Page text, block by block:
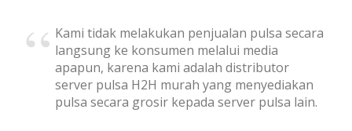
Harga PLN Token
Transaksi
Kami tidak melakukan penjualan pulsa secara
langsung ke konsumen melalui media
apapun, karena kami adalah distributor
server pulsa H2H murah yang menyediakan
pulsa secara grosir kepada server pulsa lain.